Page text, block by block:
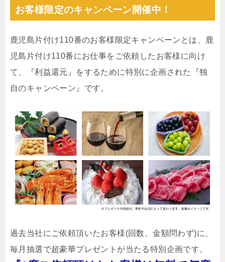
お客様限定のキャンペーン開催中！
鹿児島片付け110番のお客様限定キャンペーンとは、鹿
児島片付け110番にお仕事をご依頼したお客様に向け
て、『利益還元』をするために特別に企画された『独
自のキャンペーン』です。
過去当社にご依頼頂いたお客様(回数、金額問わず)に、
毎月抽選で超豪華プレゼントが当たる特別企画です。